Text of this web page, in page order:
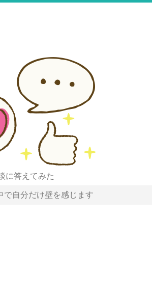
に答えてみた
で自分だけ壁を感じます